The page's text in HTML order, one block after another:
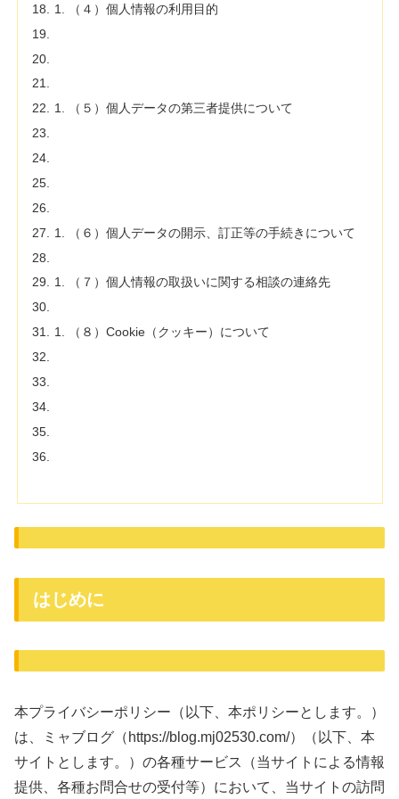
（４）個人情報の利用目的
（５）個人データの第三者提供について
（６）個人データの開示、訂正等の手続きについて
（７）個人情報の取扱いに関する相談の連絡先
（８）Cookie（クッキー）について
はじめに
本プライバシーポリシー（以下、本ポリシーとします。）
は、ミャブログ（https://blog.mj02530.com/）（以下、本
サイトとします。）の各種サービス（当サイトによる情報
提供、各種お問合せの受付等）において、当サイトの訪問